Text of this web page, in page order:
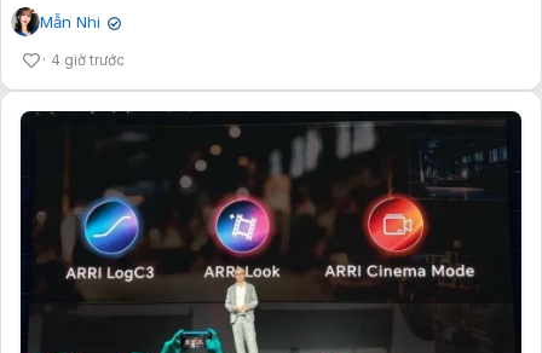
Mẫn Nhi ✔
4 giờ trước